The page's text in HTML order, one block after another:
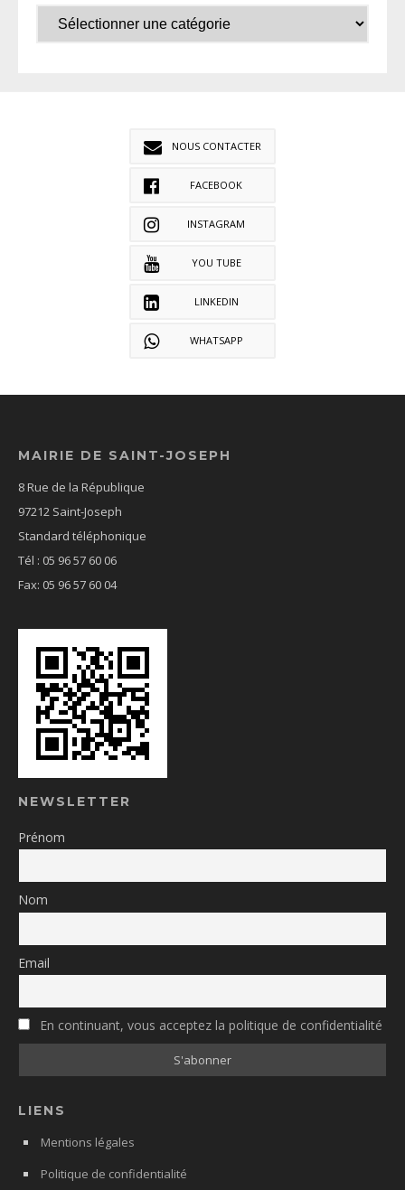
NOUS CONTACTER
FACEBOOK
INSTAGRAM
YOU TUBE
LINKEDIN
WHATSAPP
MAIRIE DE SAINT-JOSEPH
8 Rue de la République
97212 Saint-Joseph
Standard téléphonique
Tél : 05 96 57 60 06
Fax: 05 96 57 60 04
NEWSLETTER
Prénom
Nom
Email
En continuant, vous acceptez la politique de confidentialité
LIENS
Mentions légales
Politique de confidentialité